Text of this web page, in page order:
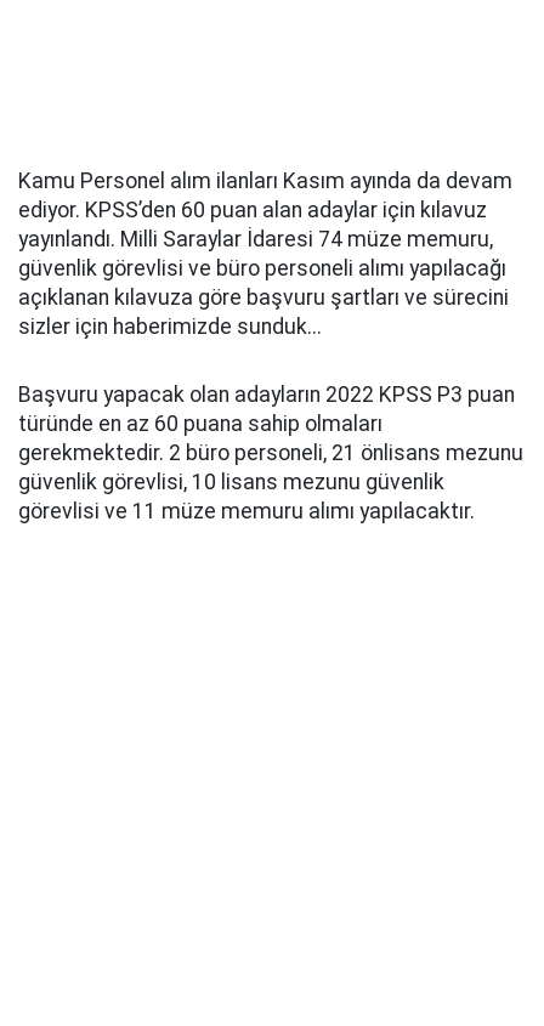
Kamu Personel alım ilanları Kasım ayında da devam
ediyor. KPSS’den 60 puan alan adaylar için kılavuz
yayınlandı. Milli Saraylar İdaresi 74 müze memuru,
güvenlik görevlisi ve büro personeli alımı yapılacağı
açıklanan kılavuza göre başvuru şartları ve sürecini
sizler için haberimizde sunduk...
Başvuru yapacak olan adayların 2022 KPSS P3 puan
türünde en az 60 puana sahip olmaları
gerekmektedir. 2 büro personeli, 21 önlisans mezunu
güvenlik görevlisi, 10 lisans mezunu güvenlik
görevlisi ve 11 müze memuru alımı yapılacaktır.